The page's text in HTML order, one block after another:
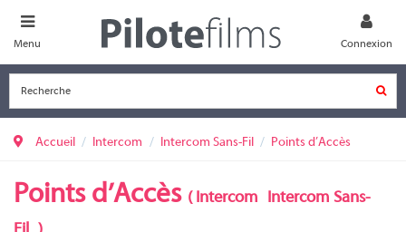
Menu Connexion
Accueil Intercom Intercom Sans-Fil Points d’Accès
Points d’Accès ( Intercom
Intercom Sans-